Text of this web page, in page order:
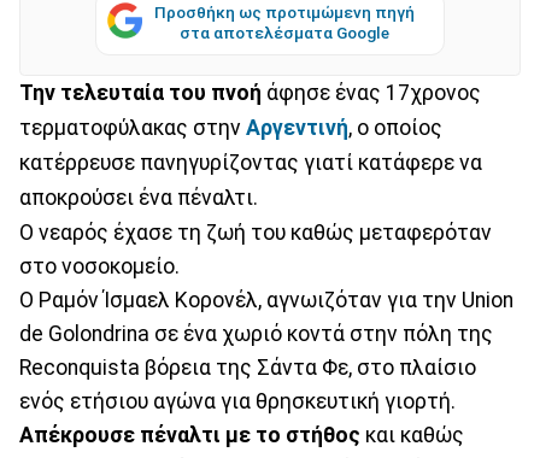
Προσθήκη ως προτιμώμενη πηγή
στα αποτελέσματα Google
Την τελευταία του πνοή άφησε ένας 17χρονος
τερματοφύλακας στην Αργεντινή, ο οποίος
κατέρρευσε πανηγυρίζοντας γιατί κατάφερε να
αποκρούσει ένα πέναλτι.
Ο νεαρός έχασε τη ζωή του καθώς μεταφερόταν
στο νοσοκομείο.
Ο Ραμόν Ίσμαελ Κορονέλ, αγνωιζόταν για την Union
de Golondrina σε ένα χωριό κοντά στην πόλη της
Reconquista βόρεια της Σάντα Φε, στο πλαίσιο
ενός ετήσιου αγώνα για θρησκευτική γιορτή.
Απέκρουσε πέναλτι με το στήθος και καθώς